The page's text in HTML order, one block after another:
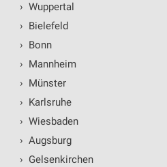
› Wuppertal
› Bielefeld
› Bonn
› Mannheim
› Münster
› Karlsruhe
› Wiesbaden
› Augsburg
› Gelsenkirchen